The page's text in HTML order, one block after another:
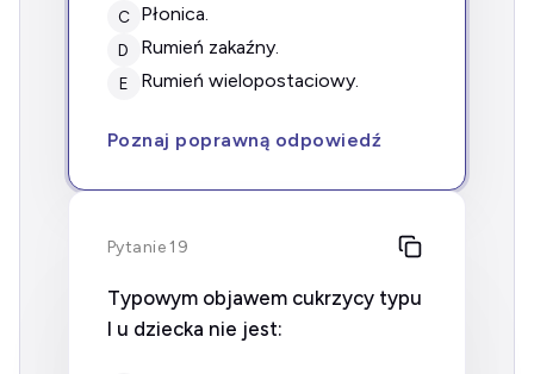
C płonica.
D rumień zakaźny.
E rumień wielopostaciowy.
Poznaj poprawną odpowiedź
Pytanie 19
Typowym objawem cukrzycy typu
I u dziecka nie jest: